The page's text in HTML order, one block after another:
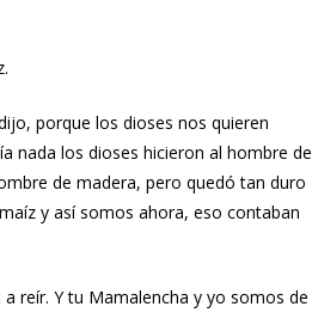
porque los dioses nos quieren
nada los dioses hicieron al hombre de
de madera, pero quedó tan duro
y así somos ahora, eso contaban
reír. Y tu Mamalencha y yo somos de